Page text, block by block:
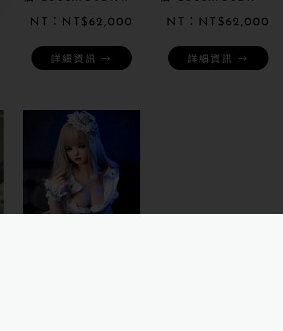
NT$ 62,000
詳細資訊 →
NT$ 62,000
詳細資訊 →